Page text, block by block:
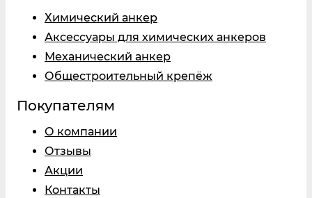
Химический анкер
Аксессуары для химических анкеров
Механический анкер
Общестроительный крепёж
Покупателям
О компании
Отзывы
Акции
Контакты